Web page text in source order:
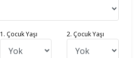
1. Çocuk Yaşı 2. Çocuk Yaşı